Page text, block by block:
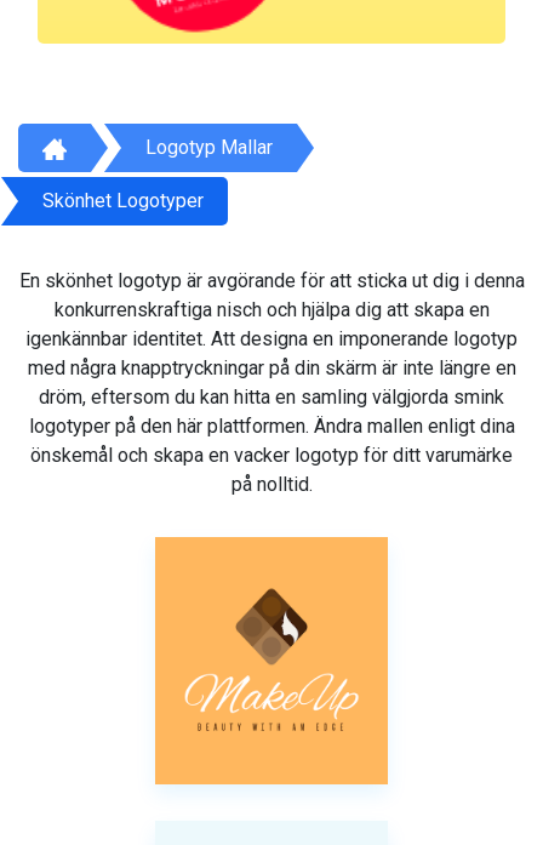
Logotyp Mallar
Skönhet Logotyper
En skönhet logotyp är avgörande för att sticka ut dig i denna
konkurrenskraftiga nisch och hjälpa dig att skapa en
igenkännbar identitet. Att designa en imponerande logotyp
med några knapptryckningar på din skärm är inte längre en
dröm, eftersom du kan hitta en samling välgjorda smink
logotyper på den här plattformen. Ändra mallen enligt dina
önskemål och skapa en vacker logotyp för ditt varumärke
på nolltid.